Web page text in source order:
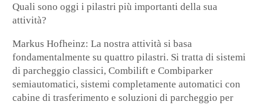
Quali sono oggi i pilastri più importanti della sua
attività?
Markus Hofheinz: La nostra attività si basa
fondamentalmente su quattro pilastri. Si tratta di sistemi
di parcheggio classici, Combilift e Combiparker
semiautomatici, sistemi completamente automatici con
cabine di trasferimento e soluzioni di parcheggio per